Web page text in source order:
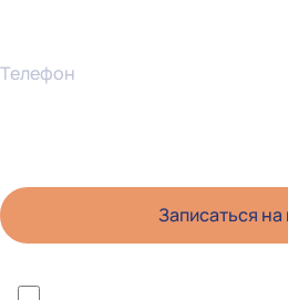
Телефон